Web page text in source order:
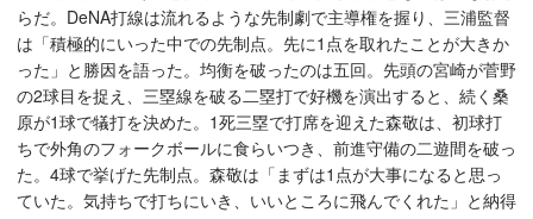
らだ。DeNA打線は流れるような先制劇で主導権を握り、三浦監督
は「積極的にいった中での先制点。先に1点を取れたことが大きか
った」と勝因を語った。均衡を破ったのは五回。先頭の宮崎が菅野
の2球目を捉え、三塁線を破る二塁打で好機を演出すると、続く桑
原が1球で犠打を決めた。1死三塁で打席を迎えた森敬は、初球打
ちで外角のフォークボールに食らいつき、前進守備の二遊間を破っ
た。4球で挙げた先制点。森敬は「まずは1点が大事になると思っ
ていた。気持ちで打ちにいき、いいところに飛んでくれた」と納得